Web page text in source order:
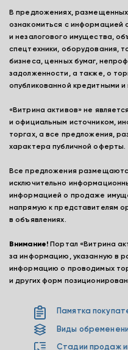
В предложениях,
ознакомиться с информацией
и незалогового имущества,
спецтехники, оборудования,
бизнеса, ценных бумаг,
задолженности, а также, о
опубликованной кредитными
«Витрина активов» не
и официальным источником,
торгах, а все предложения,
характера публичной оферты.
Все предложения
исключительно
информацией о продаже
напрямую к представителям
в объявлениях.
Внимание! Портал «Витрина
за информацию, указанную в
информацию о проводимых
и других форм
Памятка
Виды
Стадии продаж